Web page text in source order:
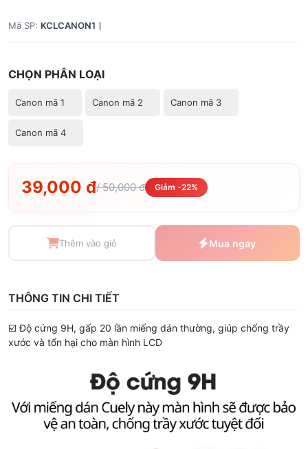
Mã SP: KCLCANON1
CHỌN PHÂN LOẠI
Canon mã 1 Canon mã 2 Canon mã 3
Canon mã 4
39,000 đ/ 50,000 đ Giảm -22%
Thêm vào giỏ Mua ngay
THÔNG TIN CHI TIẾT
☑️ Độ cứng 9H, gấp 20 lần miếng dán thường, giúp chống trầy
xước và tổn hại cho màn hình LCD